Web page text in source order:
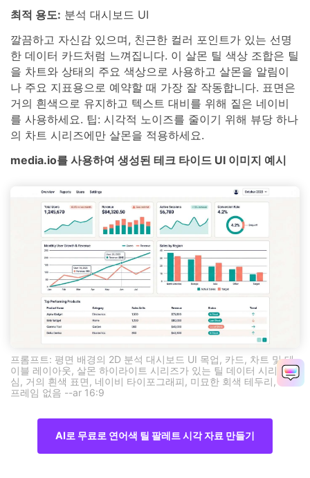
최적 용도: 분석 대시보드 UI
깔끔하고 자신감 있으며, 친근한 컬러 포인트가 있는 선명
한 데이터 카드처럼 느껴집니다. 이 살몬 틸 색상 조합은 틸
을 차트와 상태의 주요 색상으로 사용하고 살몬을 알림이
나 주요 지표용으로 예약할 때 가장 잘 작동합니다. 표면은
거의 흰색으로 유지하고 텍스트 대비를 위해 짙은 네이비
를 사용하세요. 팁: 시각적 노이즈를 줄이기 위해 뷰당 하나
의 차트 시리즈에만 살몬을 적용하세요.
media.io를 사용하여 생성된 테크 타이드 UI 이미지 예시
프롬프트: 평면 배경의 2D 분석 대시보드 UI 목업, 카드, 차트 및 테
이블 레이아웃, 살몬 하이라이트 시리즈가 있는 틸 데이터 시리즈 중
심, 거의 흰색 표면, 네이비 타이포그래피, 미묘한 회색 테두리, 기기
프레임 없음 --ar 16:9
AI로 무료로 연어색 틸 팔레트 시각 자료 만들기